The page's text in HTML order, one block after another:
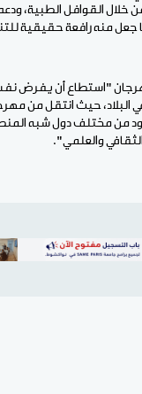
القوافل الطبية،
جعل منه رافعة حقيقية
"استطاع أن يفرض
في البلاد، حيث انتقل من
من مختلف دول شبه
والعلمي".